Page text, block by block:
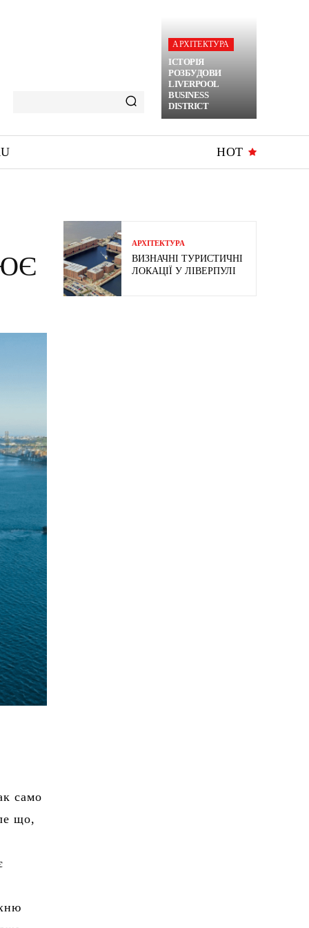
АРХІТЕКТУРА
ІСТОРІЯ
РОЗБУДОВИ
LIVERPOOL
BUSINESS
DISTRICT
HOT
само
що,
АРХІТЕКТУРА
ВИЗНАЧНІ ТУРИСТИЧНІ
ЛОКАЦІЇ У ЛІВЕРПУЛІ